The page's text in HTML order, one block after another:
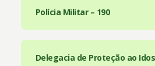
Polícia Militar – 190
Delegacia de Proteção ao